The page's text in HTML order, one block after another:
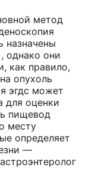
метод
назначены
однако они
как правило,
опухоль
эгдс может
для оценки
пищевод
месту
определяет
—